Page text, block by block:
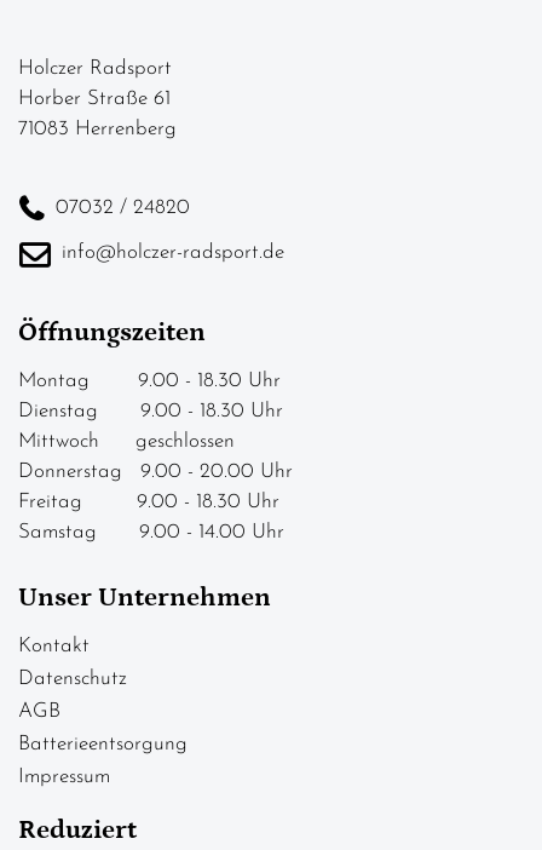
Holczer Radsport
Horber Straße 61
71083 Herrenberg
07032 / 24820
info@holczer-radsport.de
Öffnungszeiten
Montag 9.00 - 18.30 Uhr
Dienstag 9.00 - 18.30 Uhr
Mittwoch geschlossen
Donnerstag 9.00 - 20.00 Uhr
Freitag 9.00 - 18.30 Uhr
Samstag 9.00 - 14.00 Uhr
Unser Unternehmen
Kontakt
Datenschutz
AGB
Batterieentsorgung
Impressum
Reduziert